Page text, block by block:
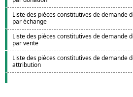
Liste des pièces constitutives de demande
par échange
Liste des pièces constitutives de demande
par vente
Liste des pièces constitutives de demande
attribution